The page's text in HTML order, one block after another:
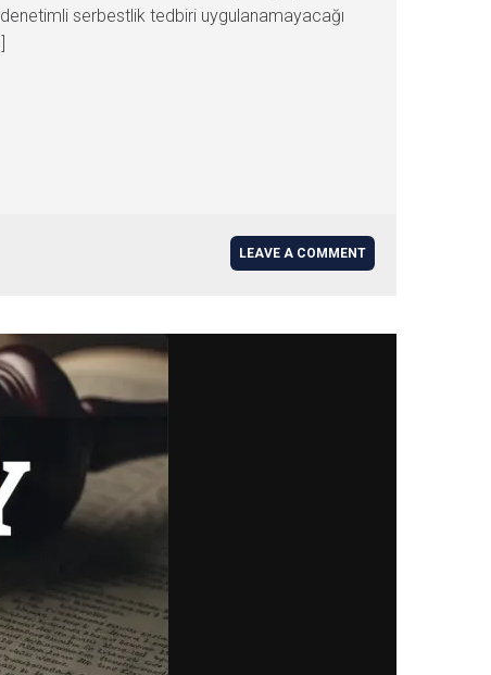
serbestlik tedbiri uygulanamayacağı
LEAVE A COMMENT